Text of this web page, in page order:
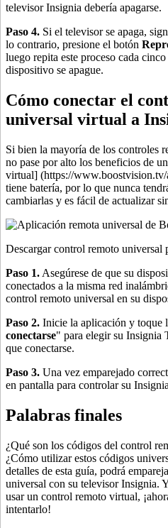
televisor Insignia debería apagarse.
Paso 4. Si el televisor se apaga,
lo contrario, presione el botón
luego repita este proceso cada
dispositivo se apague.
Cómo conectar el
universal virtual a
Si bien la mayoría de los controles
no pase por alto los beneficios de
virtual] (https://
tiene batería, por lo que nunca
cambiarlas y es fácil de actualizar
Descargar control remoto universal
Paso 1. Asegúrese de que su
conectados a la misma red
control remoto universal en su
Paso 2. Inicie la aplicación y toque
conectarse" para elegir su Insignia
que conectarse.
Paso 3. Una vez emparejado
en pantalla para controlar su
Palabras finales
¿Qué son los códigos del control
¿Cómo utilizar estos códigos
detalles de esta guía, podrá
universal con su televisor Insignia.
usar un control remoto virtual,
intentarlo!